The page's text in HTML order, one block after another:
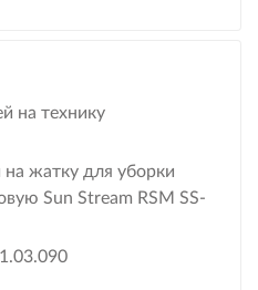
на технику
на жатку для уборки
Sun Stream RSM SS-